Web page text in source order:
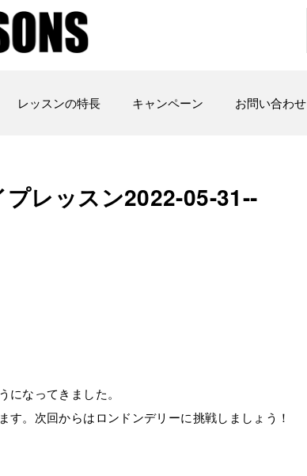
レッスンの特長 キャンペーン お問い合わせ
プレッスン2022-05-31-­
なってきました。
。次回からはロンドンデリーに挑戦しましょう！